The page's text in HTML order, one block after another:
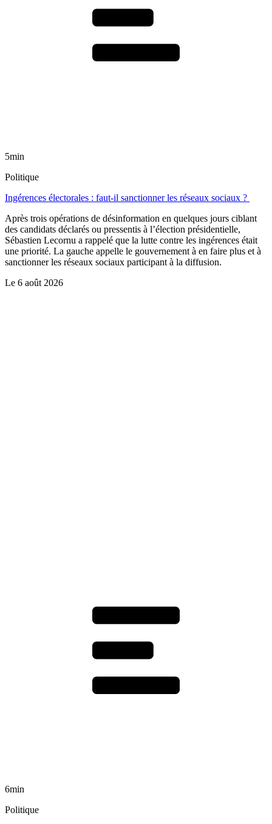
5min
Politique
Ingérences électorales : faut-il sanctionner les réseaux sociaux ?
Après trois opérations de désinformation en quelques jours ciblant
des candidats déclarés ou pressentis à l’élection présidentielle,
Sébastien Lecornu a rappelé que la lutte contre les ingérences était
une priorité. La gauche appelle le gouvernement à en faire plus et à
sanctionner les réseaux sociaux participant à la diffusion.
Le 6 août 2026
6min
Politique